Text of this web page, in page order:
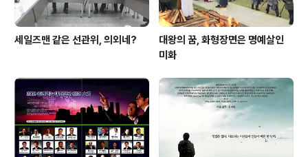
세일즈맨 같은 선관위, 의외네?
대왕의 꿈, 화형장면은 명예살인
미화